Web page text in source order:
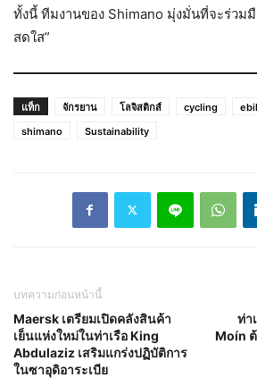
ทั้งนี้ ทีมงานของ Shimano มุ่งมั่นที่จะร่วม
สดใส”
แท็ก จักรยาน โลจิสติกส์ cycling
shimano
Sustainability
บทความก่อนหน้านี้
Maersk เตรียมเปิดคลังสินค้า
เย็นแห่งใหม่ในท่าเรือ King
Abdulaziz เสริมแกร่งปฏิบัติการ
ในซาอุดิอาระเบีย
ท่า
Moín